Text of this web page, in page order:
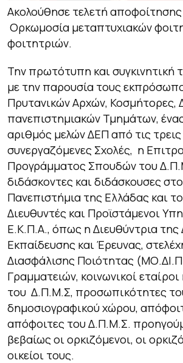
Ακολούθησε τελετή αποφοίτησης
Ορκωμοσία μεταπτυχιακών
φοιτητριών.
Την πρωτότυπη και συγκινητική
με την παρουσία τους
Πρυτανικών Αρχών, Κοσμήτορες,
πανεπιστημιακών Τμημάτων,
αριθμός μελών ΔΕΠ από τις τρεις
συνεργαζόμενες Σχολές, η
Προγράμματος Σπουδών του
διδάσκοντες και διδάσκουσες
Πανεπιστήμια της Ελλάδας και
Διευθυντές και Προϊστάμενοι
Ε.Κ.Π.Α., όπως η Διευθύντρια της
Εκπαίδευσης και Έρευνας,
Διασφάλισης Ποιότητας
Γραμματειών, κοινωνικοί
του Δ.Π.Μ.Σ, προσωπικότητες
δημοσιογραφικού χώρου,
απόφοιτες του Δ.Π.Μ.Σ.
βεβαίως οι ορκιζόμενοι, οι
οικείοι τους.